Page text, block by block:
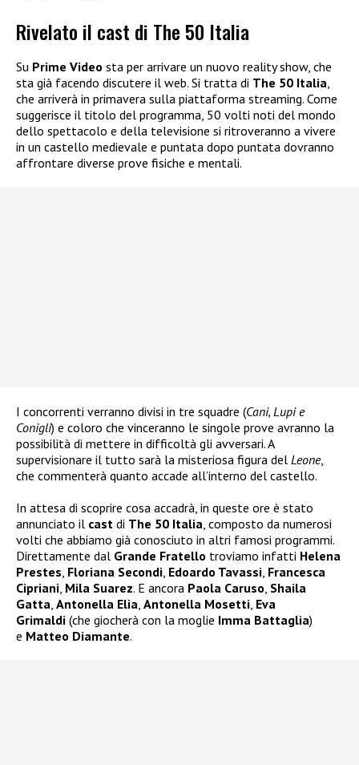
Rivelato il cast di The 50 Italia
Su Prime Video sta per arrivare un nuovo reality show, che
sta già facendo discutere il web. Si tratta di The 50 Italia,
che arriverà in primavera sulla piattaforma streaming. Come
suggerisce il titolo del programma, 50 volti noti del mondo
dello spettacolo e della televisione si ritroveranno a vivere
in un castello medievale e puntata dopo puntata dovranno
affrontare diverse prove fisiche e mentali.
I concorrenti verranno divisi in tre squadre (Cani, Lupi e
Conigli) e coloro che vinceranno le singole prove avranno la
possibilità di mettere in difficoltà gli avversari. A
supervisionare il tutto sarà la misteriosa figura del Leone,
che commenterà quanto accade all’interno del castello.
In attesa di scoprire cosa accadrà, in queste ore è stato
annunciato il cast di The 50 Italia, composto da numerosi
volti che abbiamo già conosciuto in altri famosi programmi.
Direttamente dal Grande Fratello troviamo infatti Helena
Prestes, Floriana Secondi, Edoardo Tavassi, Francesca
Cipriani, Mila Suarez. E ancora Paola Caruso, Shaila
Gatta, Antonella Elia, Antonella Mosetti, Eva
Grimaldi (che giocherà con la moglie Imma Battaglia)
e Matteo Diamante.